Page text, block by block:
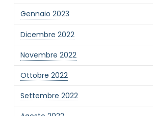
Gennaio 2023
Dicembre 2022
Novembre 2022
Ottobre 2022
Settembre 2022